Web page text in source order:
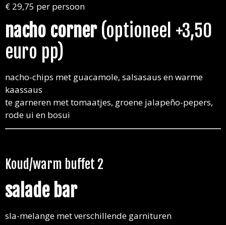
€ 29,75 per persoon
nacho corner(optioneel +3,50
euro pp)
nacho-chips met guacamole, salsasaus en warme
kaassaus
te garneren met tomaatjes, groene jalapeño-pepers,
rode ui en bosui
Koud/warm buffet 2
salade bar
sla-melange met verschillende garnituren